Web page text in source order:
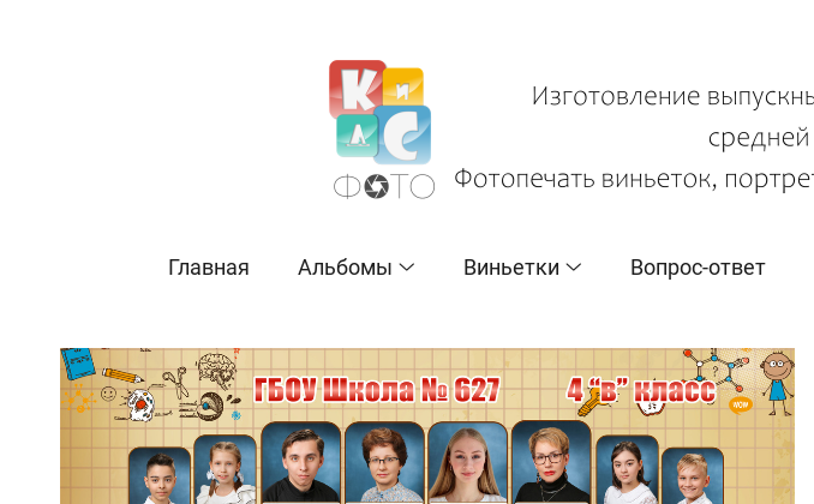
Главная Альбомы Виньетки Вопрос-ответ